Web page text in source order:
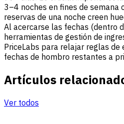
3–4 noches en fines de semana
reservas de una noche creen
Al acercarse las fechas (dentro
herramientas de gestión de
PriceLabs para relajar reglas
fechas de hombro restantes a
Artículos
Ver todos